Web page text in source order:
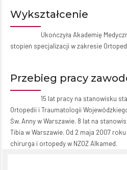
Wykształcenie
Ukończyła Akademię
stopień specjalizacji w zakresie
Przebieg pracy
15 lat pracy na stanowisku
Ortopedii i Traumatologii
Św. Anny w Warszawie. 8 lat na
Tibia w Warszawie. Od 2 maja 2007
chirurga i ortopedy w NZOZ Alkamed.